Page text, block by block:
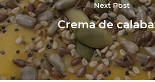
Next Post
Crema de